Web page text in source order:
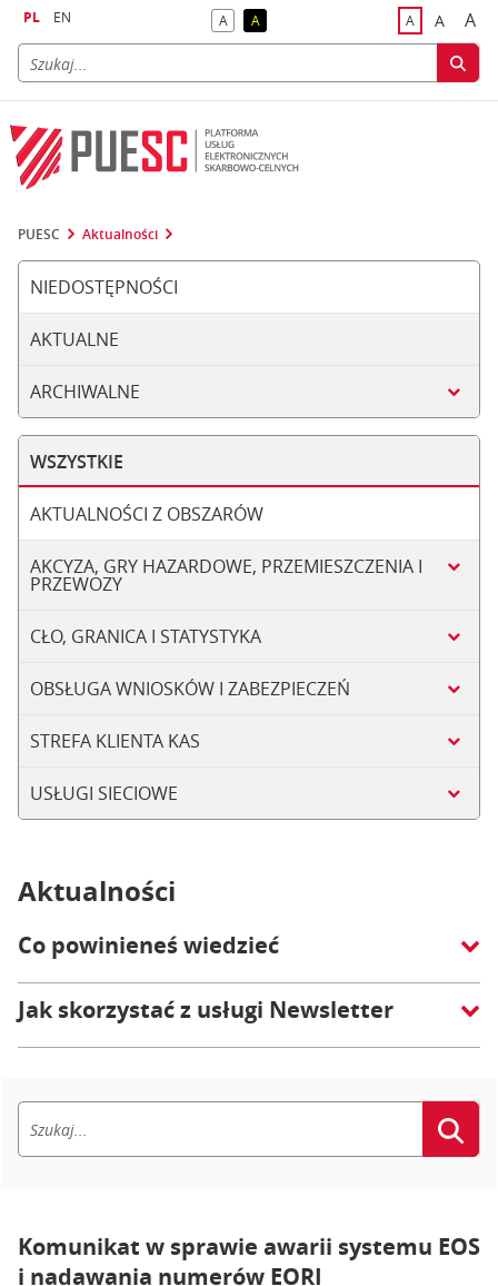
PL EN Akontrast domyślny
Akontrast żółty tekst na czarnym tle
Adomyślna
A A
PUESC Aktualności
NIEDOSTĘPNOŚCI
AKTUALNE
ARCHIWALNE
WSZYSTKIE
AKTUALNOŚCI Z OBSZARÓW
AKCYZA, GRY HAZARDOWE, PRZEMIESZCZENIA I
PRZEWOZY
CŁO, GRANICA I STATYSTYKA
OBSŁUGA WNIOSKÓW I ZABEZPIECZEŃ
STREFA KLIENTA KAS
USŁUGI SIECIOWE
Aktualności
Co powinieneś wiedzieć
Jak skorzystać z usługi Newsletter
Komunikat w sprawie awarii systemu EOS
i nadawania numerów EORI